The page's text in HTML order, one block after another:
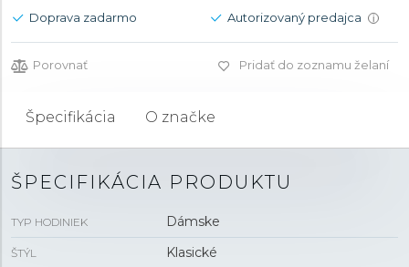
Doprava zadarmo Autorizovaný predajca i
Porovnať Pridať do zoznamu želaní
Špecifikácia O značke
ŠPECIFIKÁCIA PRODUKTU
TYP HODINIEK Dámske
ŠTÝL Klasické